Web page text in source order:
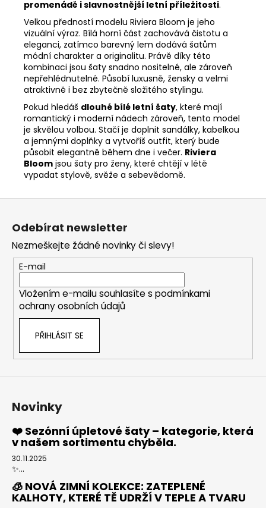
promenádě i slavnostnější letní příležitosti.
Velkou předností modelu Riviera Bloom je jeho
vizuální výraz. Bílá horní část zachovává čistotu a
eleganci, zatímco barevný lem dodává šatům
módní charakter a originalitu. Právě díky této
kombinaci jsou šaty snadno nositelné, ale zároveň
nepřehlédnutelné. Působí luxusně, žensky a velmi
atraktivně i bez zbytečně složitého stylingu.
Pokud hledáš dlouhé bílé letní šaty, které mají
romantický i moderní nádech zároveň, tento model
je skvělou volbou. Stačí je doplnit sandálky, kabelkou
a jemnými doplňky a vytvoříš outfit, který bude
působit elegantně během dne i večer. Riviera
Bloom jsou šaty pro ženy, které chtějí v létě
vypadat stylově, svěže a sebevědomě.
Z
Odebírat newsletter
Nezmeškejte žádné novinky či slevy!
E-mail
Vložením e-mailu souhlasíte s podmínkami
ochrany osobních údajů
PŘIHLÁSIT SE
Novinky
❤️ Sezónní úpletové šaty – kategorie, která
v našem sortimentu chyběla.
30.11.2025
✨...
🧊 NOVÁ ZIMNÍ KOLEKCE: ZATEPLENÉ
KALHOTY, KTERÉ TĚ UDRŽÍ V TEPLE A TVARU